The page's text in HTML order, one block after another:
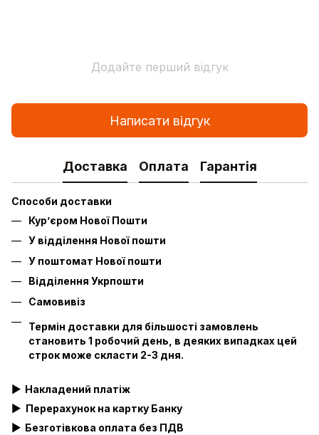
Додайте перший відгук
Написати відгук
Доставка Оплата Гарантія
Способи доставки
Кур’єром Нової Пошти
У відділення Нової пошти
У поштомат Нової пошти
Відділення Укрпошти
Самовивіз
Термін доставки для більшості замовлень
становить 1 робочий день, в деяких випадках цей
строк може скласти 2-3 дня.
▶ Накладений платіж
▶ Перерахунок на картку Банку
▶ Безготівкова оплата без ПДВ